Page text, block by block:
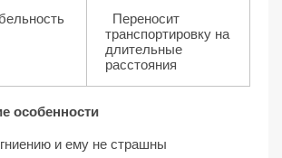
Переносит
транспортировку на
длительные
расстояния
особенности
и ему не страшны